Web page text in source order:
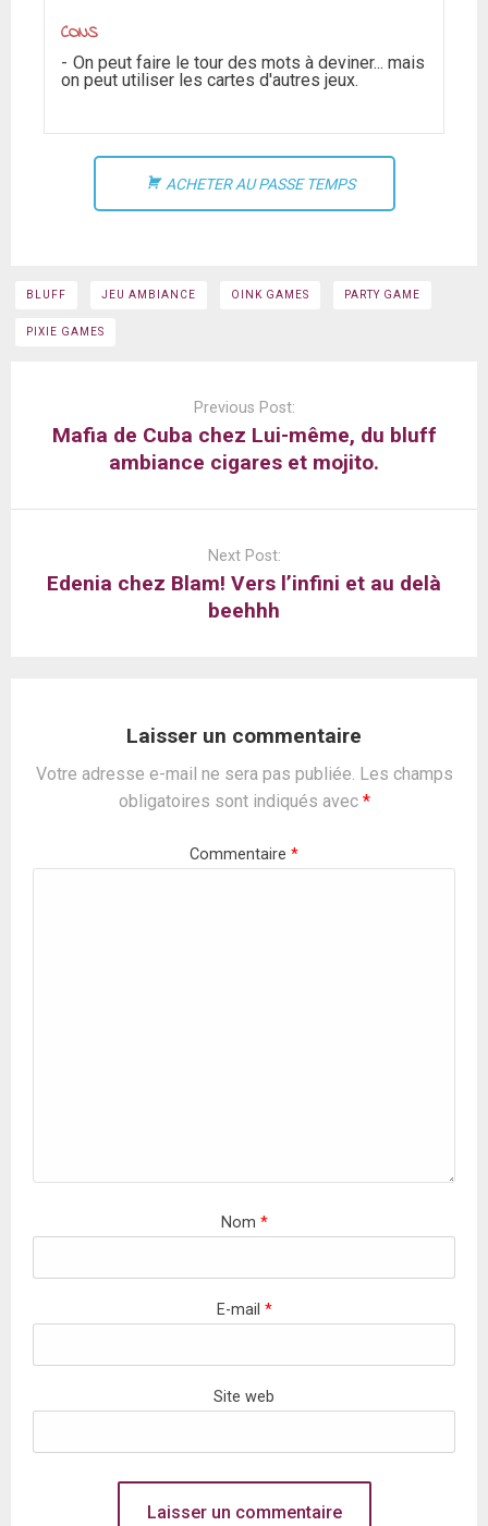
CONS
On peut faire le tour des mots à deviner... mais
on peut utiliser les cartes d'autres jeux.
ACHETER AU PASSE TEMPS
BLUFF JEU AMBIANCE OINK GAMES PARTY GAME
PIXIE GAMES
Previous Post:
Mafia de Cuba chez Lui-même, du bluff
ambiance cigares et mojito.
Next Post:
Edenia chez Blam! Vers l’infini et au delà
beehhh
Laisser un commentaire
Votre adresse e-mail ne sera pas publiée. Les champs
obligatoires sont indiqués avec *
Commentaire *
Nom *
E-mail *
Site web